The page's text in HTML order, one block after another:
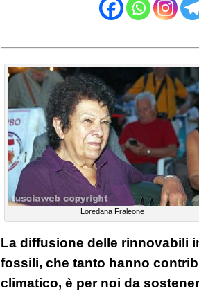
Loredana Fraleone
La diffusione delle rinnovabili
fossili, che tanto hanno
climatico, è per noi da